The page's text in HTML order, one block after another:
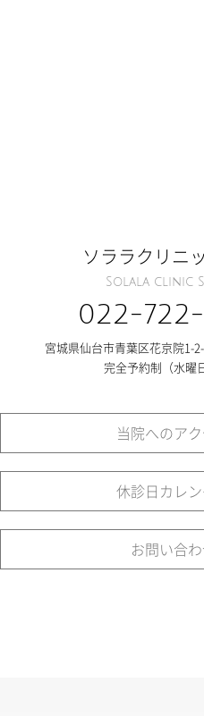
ソララクリニ
Solala clinic
022-
宮城県仙台市青葉区花京院1-
完全予約制（水曜
当院へのア
休診日カレ
お問い合